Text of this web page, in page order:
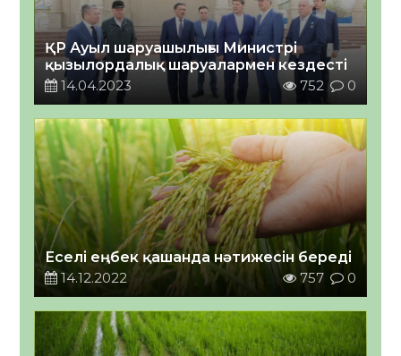
ҚР Ауыл шаруашылығы Министрі
қызылордалық шаруалармен кездесті
14.04.2023
752 0
Еселі еңбек қашанда нәтижесін береді
14.12.2022
757 0